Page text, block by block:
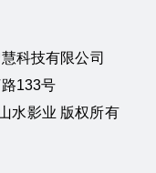
科技有限公司
133号
水影业 版权所有